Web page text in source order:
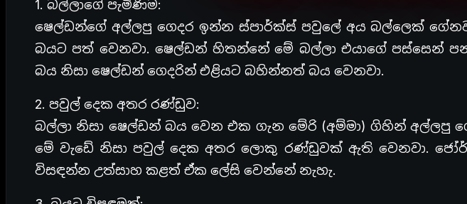
1. බල්ලාගේ පැමිණීම:
ෂෙල්ඩන්ගේ අල්ලපු ගෙදර ඉන්න ස්පාර්ක්ස් පවුලේ අය බල්ලෙක්
බයට පත් වෙනවා. ෂෙල්ඩන් හිතන්නේ මේ බල්ලා එයාගේ පස්සෙන්
බය නිසා ෂෙල්ඩන් ගෙදරින් එළියට බහින්නත් බය වෙනවා.
2. පවුල් දෙක අතර රණ්ඩුව:
බල්ලා නිසා ෂෙල්ඩන් බය වෙන එක ගැන මේරි (අම්මා) ගිහින් අල්ලපු
මේ වැඩේ නිසා පවුල් දෙක අතර ලොකු රණ්ඩුවක් ඇති වෙනවා.
විසඳන්න උත්සාහ කළත් ඒක ලේසි වෙන්නේ නැහැ.